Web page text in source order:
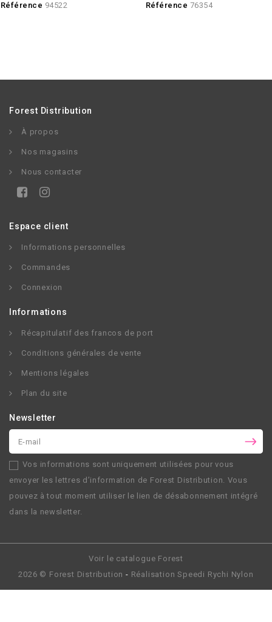
Référence 94522 Référence 76354
Forest Distribution
À propos
Nos magasins
Nous contacter
Espace client
Informations personnelles
Commandes
Connexion
Informations
Récapitulatif des francos de port
Conditions générales de vente
Mentions légales
Plan du site
Newsletter
Vos informations sont uniquement utilisées pour vous
envoyer les lettres d’information de Forest Distribution. Vous
pouvez à tout moment utiliser le lien de désabonnement intégré
dans la newsletter.
Voir le catalogue Forest
2026 © Forest Distribution - RéalisationSpeedi Rychi Nylon